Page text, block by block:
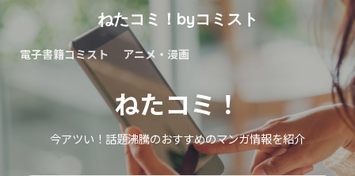
ねたコミ！byコミスト
電子書籍コミスト アニメ・漫画
ねたコミ！
今アツい！話題沸騰のおすすめのマンガ情報を紹介